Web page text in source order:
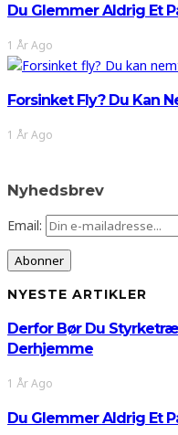
Du Glemmer Aldrig Et
1 År Ago
Forsinket Fly? Du Kan
1 År Ago
Nyhedsbrev
Email:
NYESTE ARTIKLER
Derfor Bør Du
Derhjemme
1 År Ago
Du Glemmer Aldrig Et